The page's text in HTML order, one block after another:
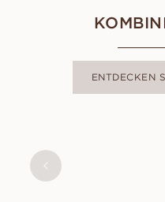
ENTDECKEN